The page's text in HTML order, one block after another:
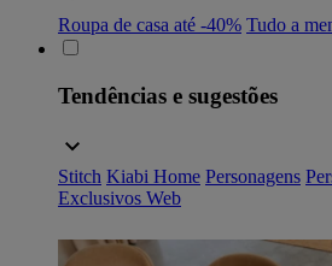
Roupa de casa até -40% Tudo a
Tendências e sugestões
Stitch Kiabi Home Personagens
Exclusivos Web